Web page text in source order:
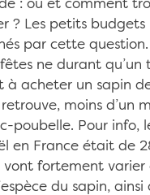
: où et comment
? Les petits budgets
par cette
ne durant qu’un
à acheter un sapin
retrouve, moins d’un
poubelle. Pour info,
en France était de
vont fortement varier
du sapin, ainsi